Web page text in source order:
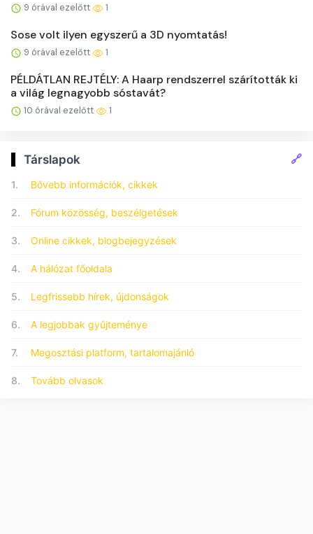
9 órával ezelőtt 1
Sose volt ilyen egyszerű a 3D nyomtatás!
9 órával ezelőtt 1
PÉLDÁTLAN REJTÉLY: A Haarp rendszerrel szárították ki
a világ legnagyobb sóstavát?
10 órával ezelőtt 1
Társlapok 🔗
1. Bővebb információk, cikkek
2. Fórum közösség, beszélgetések
3. Online cikkek, blogbejegyzések
4. A hálózat főoldala
5. Legfrissebb hírek, újdonságok
6. A legjobbak gyűjteménye
7. Megosztási platform, tartalomajánló
8. Tovább olvasok